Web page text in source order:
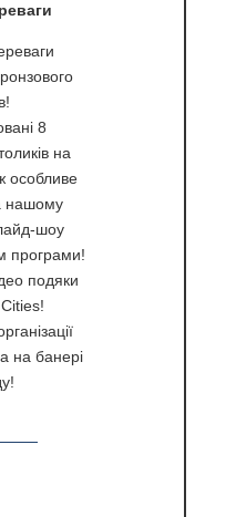
8
на
особливе
нашому
шоу
програми!
подяки
на банері